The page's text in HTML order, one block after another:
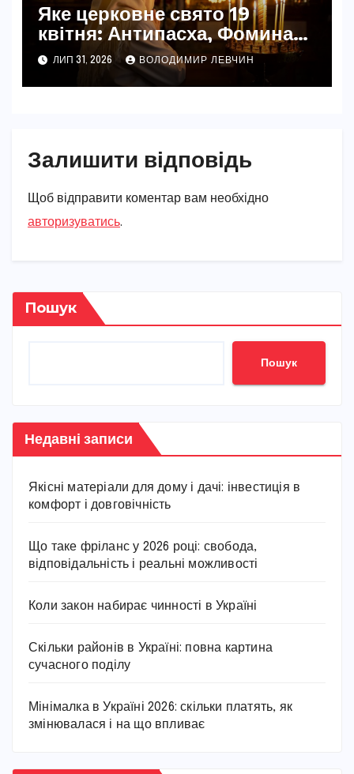
Яке церковне свято 19
квітня: Антипасха, Фомина
неділя та пам’ять Іоанна
Ветхопечерника
ЛИП 31, 2026 ВОЛОДИМИР ЛЕВЧИН
Залишити відповідь
Щоб відправити коментар вам необхідно
авторизуватись.
Пошук
Пошук
Недавні записи
Якісні матеріали для дому і дачі: інвестиція в
комфорт і довговічність
Що таке фріланс у 2026 році: свобода,
відповідальність і реальні можливості
Коли закон набирає чинності в Україні
Скільки районів в Україні: повна картина
сучасного поділу
Мінімалка в Україні 2026: скільки платять, як
змінювалася і на що впливає